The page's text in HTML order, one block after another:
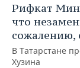
Рифкат
что
сожалению,
В Татарстане
Хузина